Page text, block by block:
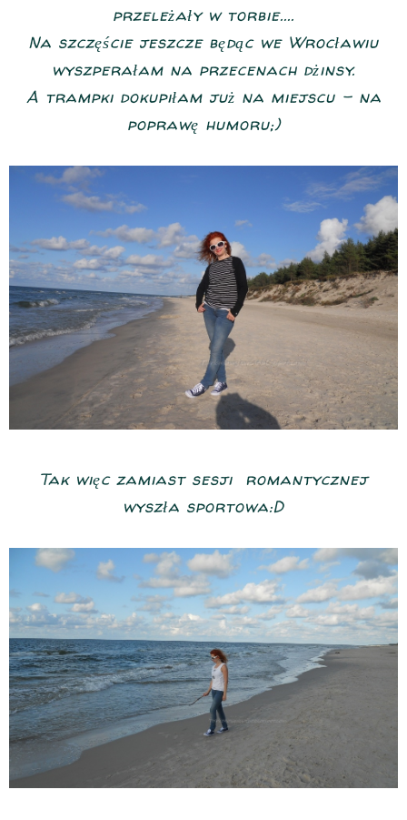
przeleżały w torbie....
Na szczęście jeszcze będąc we Wrocławiu
wyszperałam na przecenach dżinsy.
A trampki dokupiłam już na miejscu - na
poprawę humoru;)
Tak więc zamiast sesji romantycznej
wyszła sportowa:D